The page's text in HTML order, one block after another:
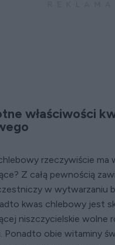
właściwości
rzeczywiście ma
Z całą pewnością
w wytwarzaniu
kwas chlebowy jest
niszczycielskie wolne
Ponadto obie witaminy